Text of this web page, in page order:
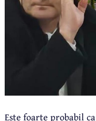
Este foarte probabil